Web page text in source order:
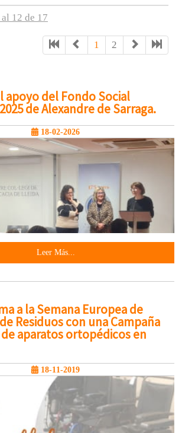
al 12 de 17
1 2
apoyo del Fondo Social
de Alexandre de Sarraga.
18-02-2026
Leer Más...
a la Semana Europea de
Residuos con una Campaña
aparatos ortopédicos en
18-11-2019